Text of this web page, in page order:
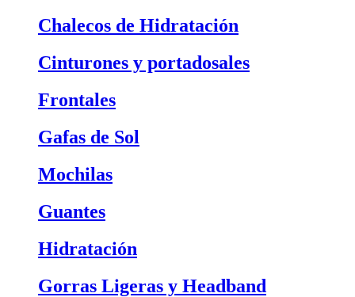
Chalecos de Hidratación
Cinturones y portadosales
Frontales
Gafas de Sol
Mochilas
Guantes
Hidratación
Gorras Ligeras y Headband